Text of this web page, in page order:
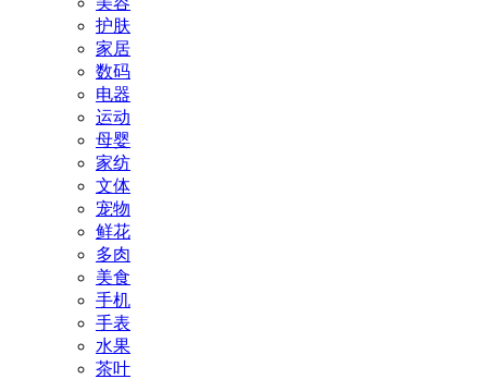
护肤
家居
数码
电器
运动
母婴
家纺
文体
宠物
鲜花
多肉
美食
手机
手表
水果
茶叶